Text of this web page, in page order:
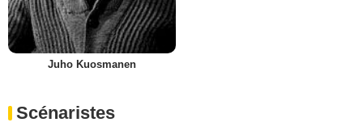
Juho Kuosmanen
Scénaristes